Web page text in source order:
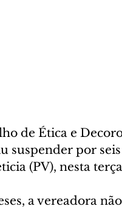
de Ética e
por
(PV), nesta
a vereadora